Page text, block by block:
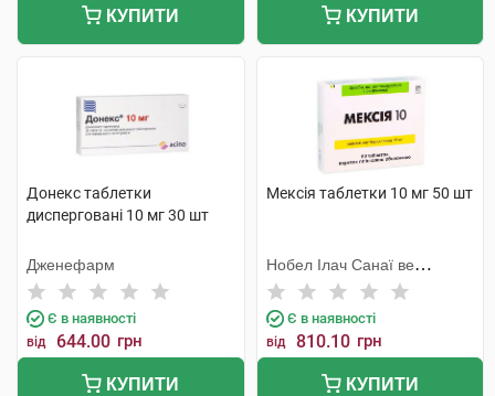
КУПИТИ КУПИТИ
Донекс таблетки
дисперговані 10 мг 30 шт
Дженефарм
Є в наявності
від 644.00 грн
КУПИТИ
Мексія таблетки 10 мг 50 шт
Нобел Ілач Санаї ве
Тіджарет
Є в наявності
від 810.10 грн
КУПИТИ